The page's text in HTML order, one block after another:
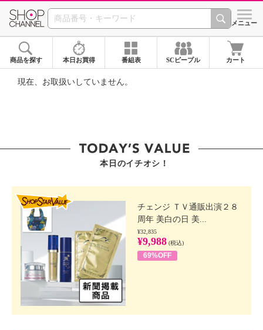
SHOP CHANNEL ショッ
メニュー
商品を探す 本日お買得 番組表 SCピープル カート
現在、お取扱いしていません。
本日のイチオシ！
チェンジ ＴＶ通販出演２８
周年 美白の日 美...
¥32,835
¥9,988 (税込)
69%OFF